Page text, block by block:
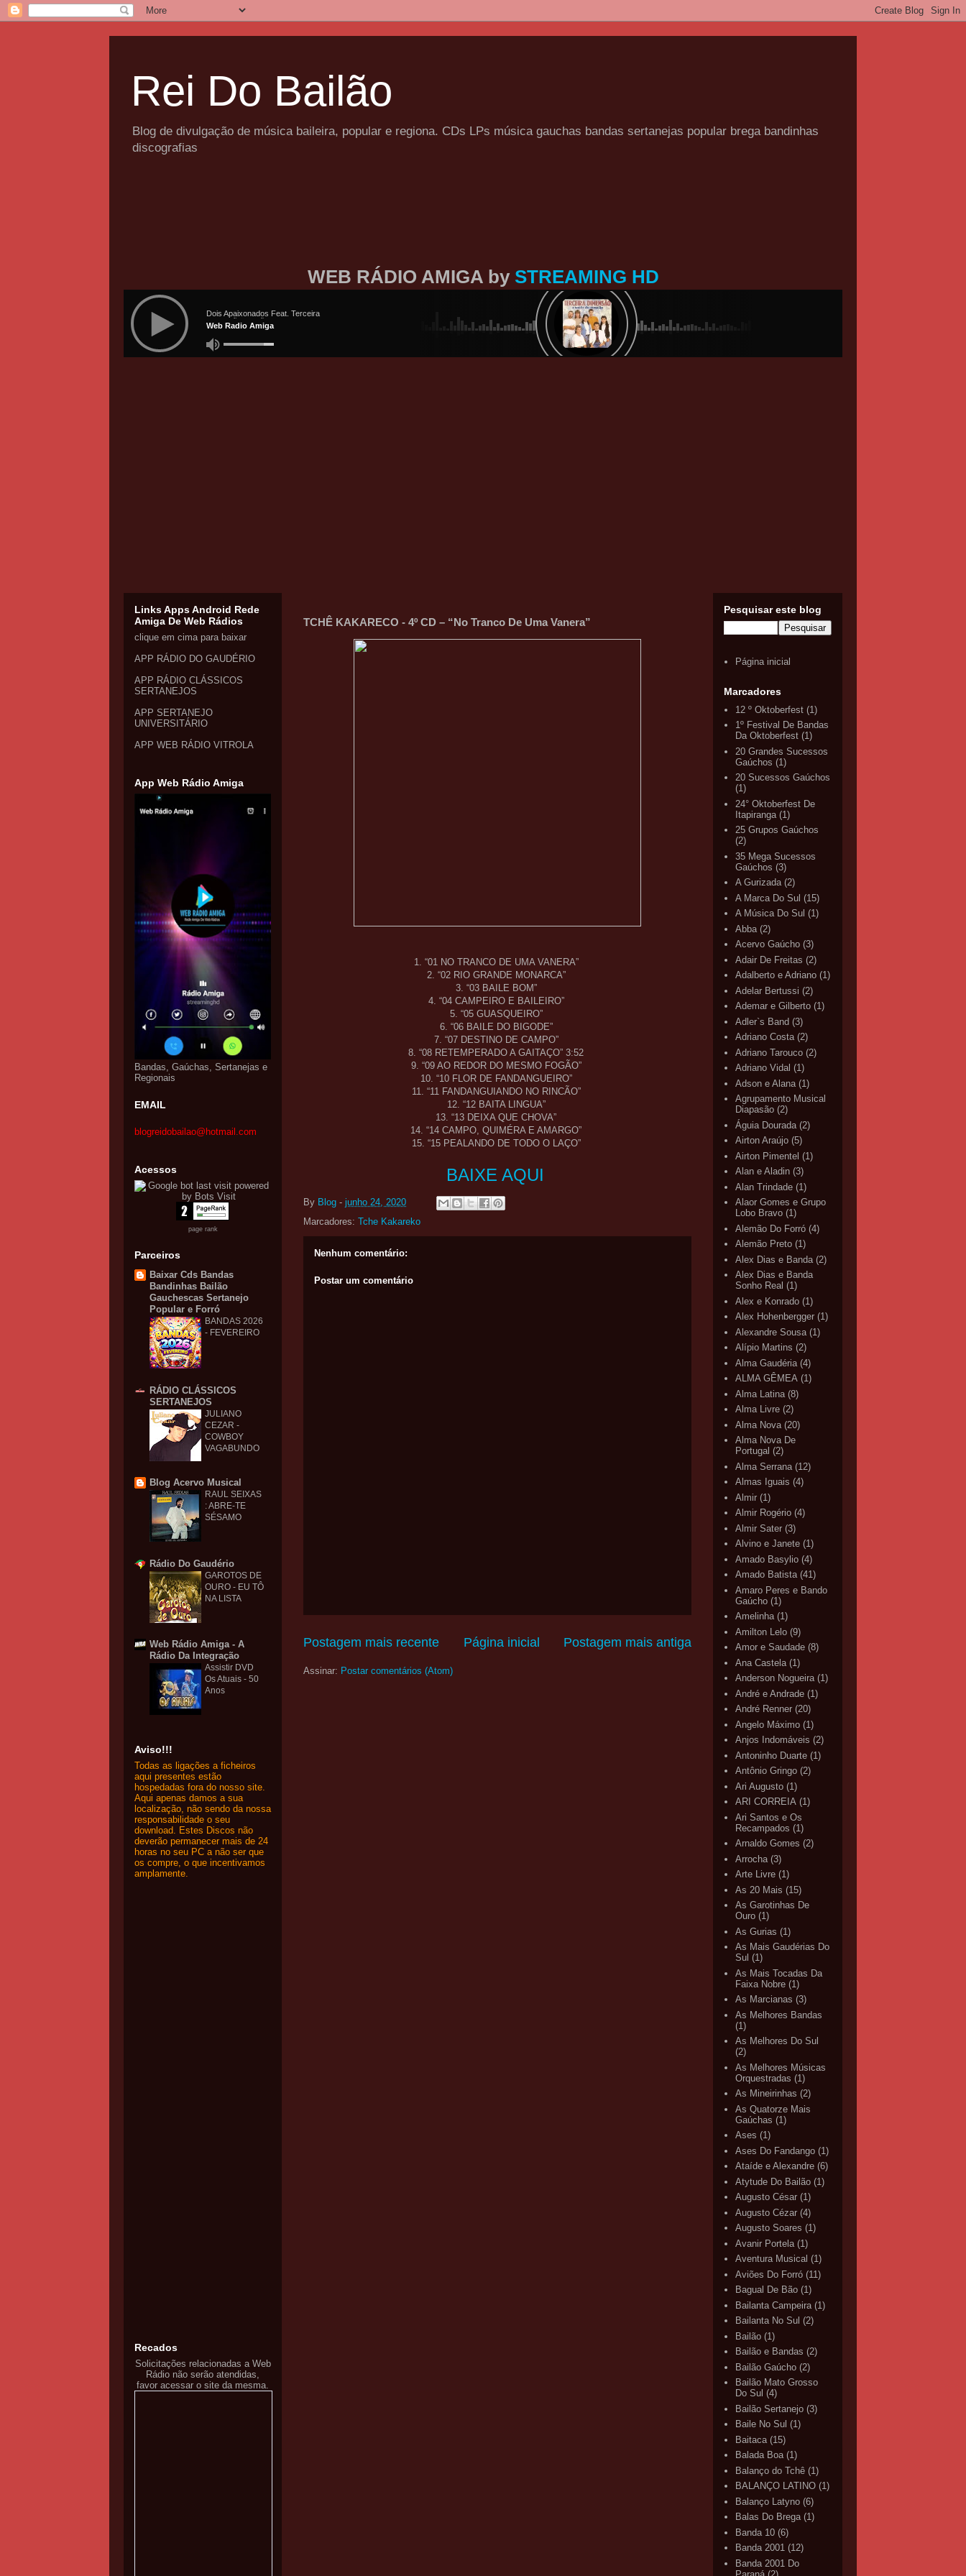
Rei Do Bailão
Blog de divulgação de música baileira, popular e regiona. CDs LPs música gauchas bandas sertanejas popular brega bandinhas
discografias
WEB RÁDIO AMIGA by STREAMING HD
TCHÊ KAKARECO - 4º CD – “No Tranco De Uma Vanera”
1. “01 NO TRANCO DE UMA VANERA”
2. “02 RIO GRANDE MONARCA”
3. “03 BAILE BOM”
4. “04 CAMPEIRO E BAILEIRO”
5. “05 GUASQUEIRO”
6. “06 BAILE DO BIGODE”
7. “07 DESTINO DE CAMPO”
8. “08 RETEMPERADO A GAITAÇO” 3:52
9. “09 AO REDOR DO MESMO FOGÃO”
10. “10 FLOR DE FANDANGUEIRO”
11. “11 FANDANGUIANDO NO RINCÃO”
12. “12 BAITA LINGUA”
13. “13 DEIXA QUE CHOVA”
14. “14 CAMPO, QUIMÉRA E AMARGO”
15. “15 PEALANDO DE TODO O LAÇO”
BAIXE AQUI
By Blog - junho 24, 2020
Marcadores: Tche Kakareko
Nenhum comentário:
Postar um comentário
Postagem mais recente Postagem mais antiga
Página inicial
Assinar: Postar comentários (Atom)
Links Apps Android Rede
Amiga De Web Rádios
clique em cima para baixar
APP RÁDIO DO GAUDÉRIO
APP RÁDIO CLÁSSICOS
SERTANEJOS
APP SERTANEJO
UNIVERSITÁRIO
APP WEB RÁDIO VITROLA
App Web Rádio Amiga
Bandas, Gaúchas, Sertanejas e
Regionais
EMAIL
blogreidobailao@hotmail.com
Acessos
page rank
Parceiros
Baixar Cds Bandas
Bandinhas Bailão
Gauchescas Sertanejo
Popular e Forró
BANDAS 2026
- FEVEREIRO
RÁDIO CLÁSSICOS
SERTANEJOS
JULIANO
CEZAR -
COWBOY
VAGABUNDO
Blog Acervo Musical
RAUL SEIXAS
: ABRE-TE
SÉSAMO
Rádio Do Gaudério
GAROTOS DE
OURO - EU TÔ
NA LISTA
Web Rádio Amiga - A
Rádio Da Integração
Assistir DVD
Os Atuais - 50
Anos
Aviso!!!
Todas as ligações a ficheiros
aqui presentes estão
hospedadas fora do nosso site.
Aqui apenas damos a sua
localização, não sendo da nossa
responsabilidade o seu
download. Estes Discos não
deverão permanecer mais de 24
horas no seu PC a não ser que
os compre, o que incentivamos
amplamente.
Recados
Solicitações relacionadas a Web
Rádio não serão atendidas,
favor acessar o site da mesma.
Pesquisar este blog
Página inicial
Marcadores
12 º Oktoberfest (1)
1º Festival De Bandas
Da Oktoberfest (1)
20 Grandes Sucessos
Gaúchos (1)
20 Sucessos Gaúchos
(1)
24° Oktoberfest De
Itapiranga (1)
25 Grupos Gaúchos
(2)
35 Mega Sucessos
Gaúchos (3)
A Gurizada (2)
A Marca Do Sul (15)
A Música Do Sul (1)
Abba (2)
Acervo Gaúcho (3)
Adair De Freitas (2)
Adalberto e Adriano (1)
Adelar Bertussi (2)
Ademar e Gilberto (1)
Adler`s Band (3)
Adriano Costa (2)
Adriano Tarouco (2)
Adriano Vidal (1)
Adson e Alana (1)
Agrupamento Musical
Diapasão (2)
Águia Dourada (2)
Airton Araújo (5)
Airton Pimentel (1)
Alan e Aladin (3)
Alan Trindade (1)
Alaor Gomes e Grupo
Lobo Bravo (1)
Alemão Do Forró (4)
Alemão Preto (1)
Alex Dias e Banda (2)
Alex Dias e Banda
Sonho Real (1)
Alex e Konrado (1)
Alex Hohenbergger (1)
Alexandre Sousa (1)
Alípio Martins (2)
Alma Gaudéria (4)
ALMA GÊMEA (1)
Alma Latina (8)
Alma Livre (2)
Alma Nova (20)
Alma Nova De
Portugal (2)
Alma Serrana (12)
Almas Iguais (4)
Almir (1)
Almir Rogério (4)
Almir Sater (3)
Alvino e Janete (1)
Amado Basylio (4)
Amado Batista (41)
Amaro Peres e Bando
Gaúcho (1)
Amelinha (1)
Amilton Lelo (9)
Amor e Saudade (8)
Ana Castela (1)
Anderson Nogueira (1)
André e Andrade (1)
André Renner (20)
Angelo Máximo (1)
Anjos Indomáveis (2)
Antoninho Duarte (1)
Antônio Gringo (2)
Ari Augusto (1)
ARI CORREIA (1)
Ari Santos e Os
Recampados (1)
Arnaldo Gomes (2)
Arrocha (3)
Arte Livre (1)
As 20 Mais (15)
As Garotinhas De
Ouro (1)
As Gurias (1)
As Mais Gaudérias Do
Sul (1)
As Mais Tocadas Da
Faixa Nobre (1)
As Marcianas (3)
As Melhores Bandas
(1)
As Melhores Do Sul
(2)
As Melhores Músicas
Orquestradas (1)
As Mineirinhas (2)
As Quatorze Mais
Gaúchas (1)
Ases (1)
Ases Do Fandango (1)
Ataíde e Alexandre (6)
Atytude Do Bailão (1)
Augusto César (1)
Augusto Cézar (4)
Augusto Soares (1)
Avanir Portela (1)
Aventura Musical (1)
Aviões Do Forró (11)
Bagual De Bão (1)
Bailanta Campeira (1)
Bailanta No Sul (2)
Bailão (1)
Bailão e Bandas (2)
Bailão Gaúcho (2)
Bailão Mato Grosso
Do Sul (4)
Bailão Sertanejo (3)
Baile No Sul (1)
Baitaca (15)
Balada Boa (1)
Balanço do Tchê (1)
BALANÇO LATINO (1)
Balanço Latyno (6)
Balas Do Brega (1)
Banda 10 (6)
Banda 2001 (12)
Banda 2001 Do